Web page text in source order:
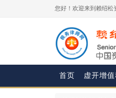
您好！欢迎来到赖绍松
首页 虚开增